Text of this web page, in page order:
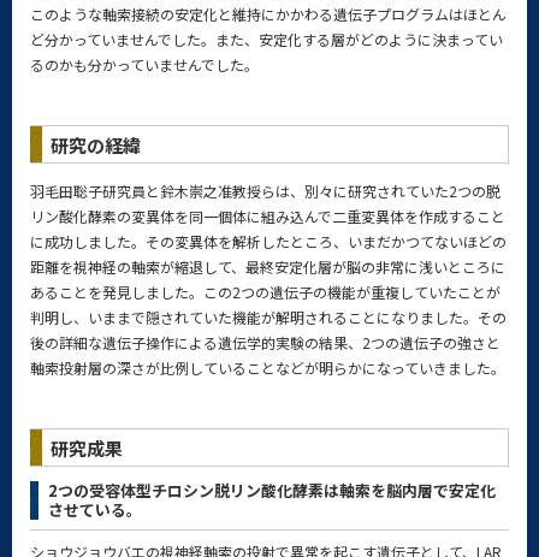
このような軸索接続の安定化と維持にかかわる遺伝子プログラムはほとん
ど分かっていませんでした。また、安定化する層がどのように決まってい
るのかも分かっていませんでした。
研究の経緯
羽毛田聡子研究員と鈴木崇之准教授らは、別々に研究されていた2つの脱
リン酸化酵素の変異体を同一個体に組み込んで二重変異体を作成すること
に成功しました。その変異体を解析したところ、いまだかつてないほどの
距離を視神経の軸索が縮退して、最終安定化層が脳の非常に浅いところに
あることを発見しました。この2つの遺伝子の機能が重複していたことが
判明し、いままで隠されていた機能が解明されることになりました。その
後の詳細な遺伝子操作による遺伝学的実験の結果、2つの遺伝子の強さと
軸索投射層の深さが比例していることなどが明らかになっていきました。
研究成果
2つの受容体型チロシン脱リン酸化酵素は軸索を脳内層で安定化
させている。
ショウジョウバエの視神経軸索の投射で異常を起こす遺伝子として、LAR